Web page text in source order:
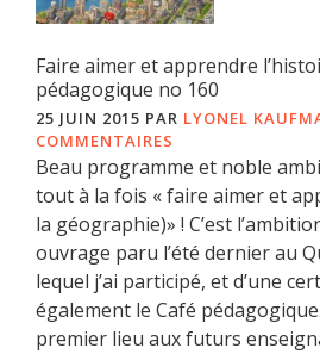
Faire aimer et apprendre
pédagogique no 160
25 JUIN 2015 PAR LYONEL
COMMENTAIRES
Beau programme et noble
tout à la fois « faire aimer et
la géographie)» ! C’est
ouvrage paru l’été dernier au
lequel j’ai participé, et d’une
également le Café
premier lieu aux futurs